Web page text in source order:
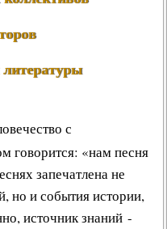
с
говорится: «нам песня
запечатлена не
но и события истории,
источник знаний -